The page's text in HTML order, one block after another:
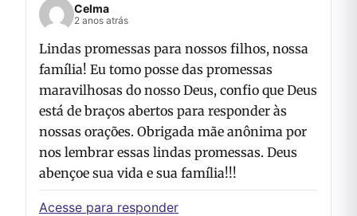
Celma
2 anos atrás
Lindas promessas para nossos filhos, nossa
família! Eu tomo posse das promessas
maravilhosas do nosso Deus, confio que Deus
está de braços abertos para responder às
nossas orações. Obrigada mãe anônima por
nos lembrar essas lindas promessas. Deus
abençoe sua vida e sua família!!!
Acesse para responder